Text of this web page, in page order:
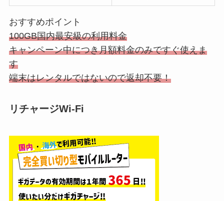
おすすめポイント
100GB国内最安級の利用料金
キャンペーン中につき月額料金のみですぐ使えま
す
端末はレンタルではないので返却不要！
リチャージWi-Fi